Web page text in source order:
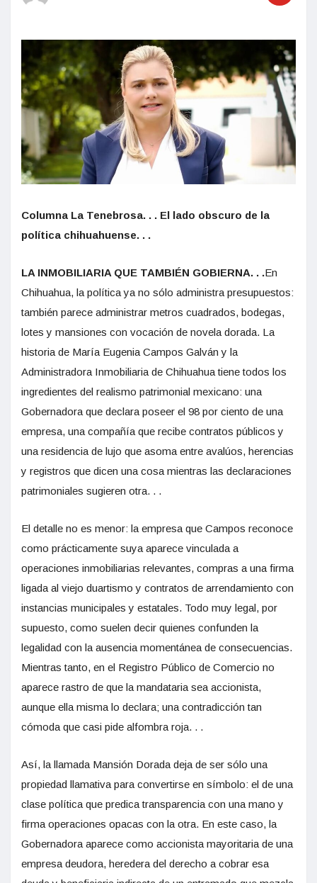
Columna La Tenebrosa. . . El lado obscuro de la
política chihuahuense. . .
LA INMOBILIARIA QUE TAMBIÉN GOBIERNA. . .En
Chihuahua, la política ya no sólo administra presupuestos:
también parece administrar metros cuadrados, bodegas,
lotes y mansiones con vocación de novela dorada. La
historia de María Eugenia Campos Galván y la
Administradora Inmobiliaria de Chihuahua tiene todos los
ingredientes del realismo patrimonial mexicano: una
Gobernadora que declara poseer el 98 por ciento de una
empresa, una compañía que recibe contratos públicos y
una residencia de lujo que asoma entre avalúos, herencias
y registros que dicen una cosa mientras las declaraciones
patrimoniales sugieren otra. . .
El detalle no es menor: la empresa que Campos reconoce
como prácticamente suya aparece vinculada a
operaciones inmobiliarias relevantes, compras a una firma
ligada al viejo duartismo y contratos de arrendamiento con
instancias municipales y estatales. Todo muy legal, por
supuesto, como suelen decir quienes confunden la
legalidad con la ausencia momentánea de consecuencias.
Mientras tanto, en el Registro Público de Comercio no
aparece rastro de que la mandataria sea accionista,
aunque ella misma lo declara; una contradicción tan
cómoda que casi pide alfombra roja. . .
Así, la llamada Mansión Dorada deja de ser sólo una
propiedad llamativa para convertirse en símbolo: el de una
clase política que predica transparencia con una mano y
firma operaciones opacas con la otra. En este caso, la
Gobernadora aparece como accionista mayoritaria de una
empresa deudora, heredera del derecho a cobrar esa